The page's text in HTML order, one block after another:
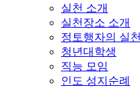
실천 소개
실천장소 소개
정토행자의 실천
청년대학생
직능 모임
인도 성지순례